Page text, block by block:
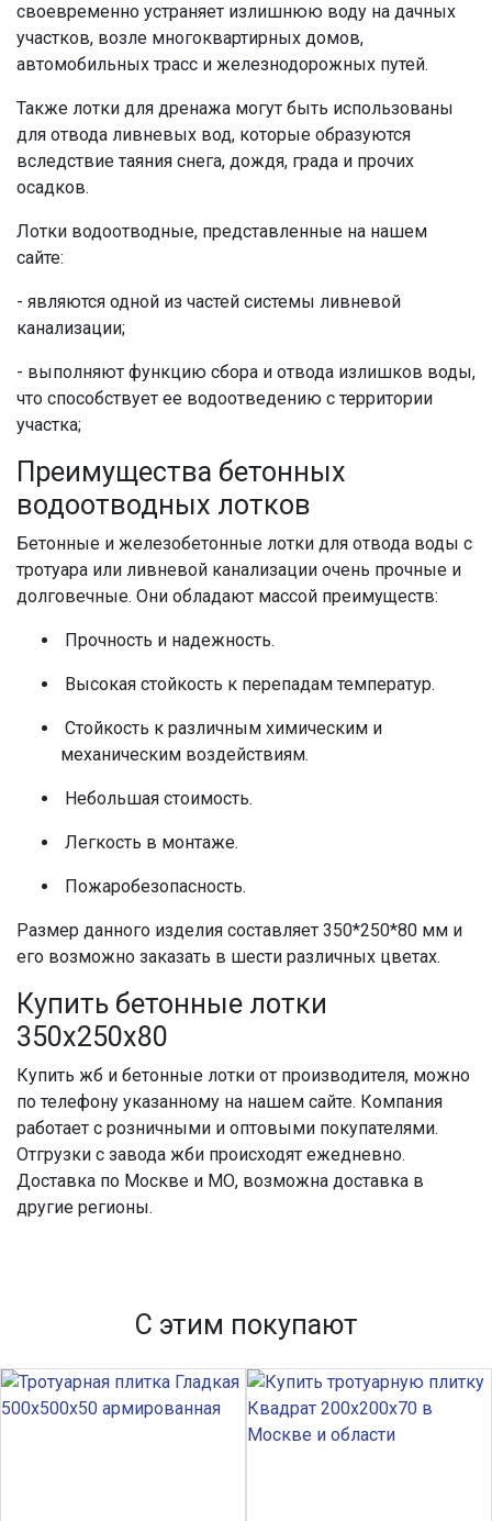
своевременно устраняет излишнюю воду на дачных
участков, возле многоквартирных домов,
автомобильных трасс и железнодорожных путей.
Также лотки для дренажа могут быть использованы
для отвода ливневых вод, которые образуются
вследствие таяния снега, дождя, града и прочих
осадков.
Лотки водоотводные, представленные на нашем
сайте:
- являются одной из частей системы ливневой
канализации;
- выполняют функцию сбора и отвода излишков воды,
что способствует ее водоотведению с территории
участка;
Преимущества бетонных
водоотводных лотков
Бетонные и железобетонные лотки для отвода воды с
тротуара или ливневой канализации очень прочные и
долговечные. Они обладают массой преимуществ:
Прочность и надежность.
Высокая стойкость к перепадам температур.
Стойкость к различным химическим и
механическим воздействиям.
Небольшая стоимость.
Легкость в монтаже.
Пожаробезопасность.
Размер данного изделия составляет 350*250*80 мм и
его возможно заказать в шести различных цветах.
Купить бетонные лотки
350х250х80
Купить жб и бетонные лотки от производителя, можно
по телефону указанному на нашем сайте. Компания
работает с розничными и оптовыми покупателями.
Отгрузки с завода жби происходят ежедневно.
Доставка по Москве и МО, возможна доставка в
другие регионы.
С этим покупают